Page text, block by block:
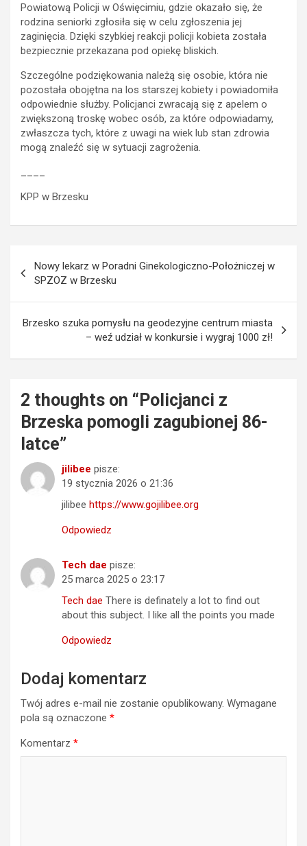
Powiatową Policji w Oświęcimiu, gdzie okazało się, że
rodzina seniorki zgłosiła się w celu zgłoszenia jej
zaginięcia. Dzięki szybkiej reakcji policji kobieta została
bezpiecznie przekazana pod opiekę bliskich.
Szczególne podziękowania należą się osobie, która nie
pozostała obojętna na los starszej kobiety i powiadomiła
odpowiednie służby. Policjanci zwracają się z apelem o
zwiększoną troskę wobec osób, za które odpowiadamy,
zwłaszcza tych, które z uwagi na wiek lub stan zdrowia
mogą znaleźć się w sytuacji zagrożenia.
KPP w Brzesku
wpisu
Nowy lekarz w Poradni Ginekologiczno-Położniczej w
SPZOZ w Brzesku
Brzesko szuka pomysłu na geodezyjne centrum miasta
– weź udział w konkursie i wygraj 1000 zł!
2 thoughts on “Policjanci z
Brzeska pomogli zagubionej 86-
latce”
jilibee pisze:
19 stycznia 2026 o 21:36
jilibee https://www.gojilibee.org
Odpowiedz
Tech dae pisze:
25 marca 2025 o 23:17
Tech dae There is definately a lot to find out
about this subject. I like all the points you made
Odpowiedz
Dodaj komentarz
Twój adres e-mail nie zostanie opublikowany. Wymagane
pola są oznaczone *
Komentarz *